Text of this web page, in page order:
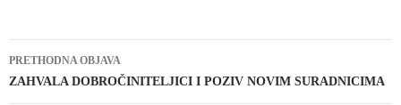
Navigacija
objava
PRETHODNA OBJAVA
ZAHVALA DOBROČINITELJICI I POZIV NOVIM SURADNICIMA